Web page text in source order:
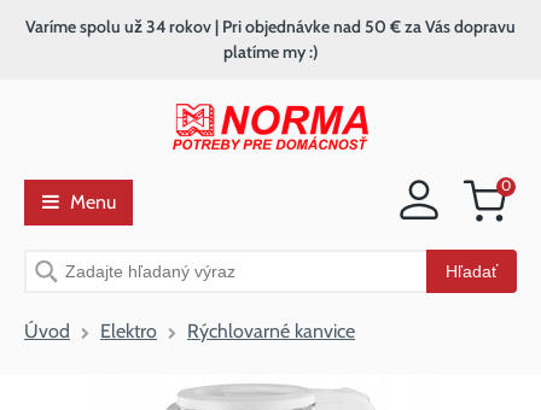
Nákupný
0
Vyhľadávanie Hľadať
Varíme spolu už 34 rokov | Pri objednávke nad 50 € za Vás dopravu
platíme my :)
Menu
Úvod Elektro Rýchlovarné kanvice